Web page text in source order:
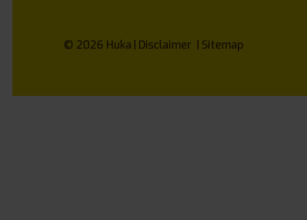
© 2026 Huka Disclaimer Sitemap